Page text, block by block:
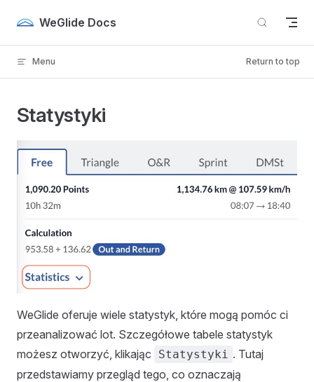
Skip to content
WeGlide Docs
Menu Return to top
Statystyki
WeGlide oferuje wiele statystyk, które mogą pomóc ci
przeanalizować lot. Szczegółowe tabele statystyk
możesz otworzyć, klikając
Statystyki . Tutaj
przedstawiamy przegląd tego, co oznaczają